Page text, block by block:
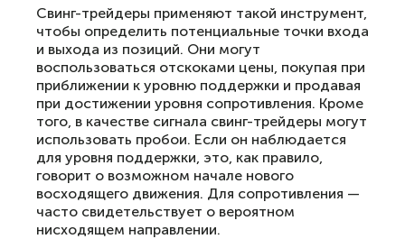
Свинг-трейдеры применяют такой инструмент,
чтобы определить потенциальные точки входа
и выхода из позиций. Они могут
воспользоваться отскоками цены, покупая при
приближении к уровню поддержки и продавая
при достижении уровня сопротивления. Кроме
того, в качестве сигнала свинг-трейдеры могут
использовать пробои. Если он наблюдается
для уровня поддержки, это, как правило,
говорит о возможном начале нового
восходящего движения. Для сопротивления —
часто свидетельствует о вероятном
нисходящем направлении.